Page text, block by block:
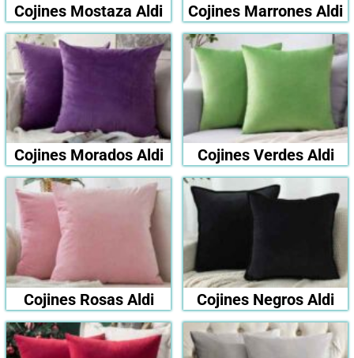
Cojines Mostaza Aldi Cojines Marrones Aldi
Cojines Morados Aldi Cojines Verdes Aldi
Cojines Rosas Aldi Cojines Negros Aldi